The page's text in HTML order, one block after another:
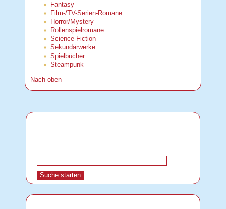
Fantasy
Film-/TV-Serien-Romane
Horror/Mystery
Rollenspielromane
Science-Fiction
Sekundärwerke
Spielbücher
Steampunk
Nach oben